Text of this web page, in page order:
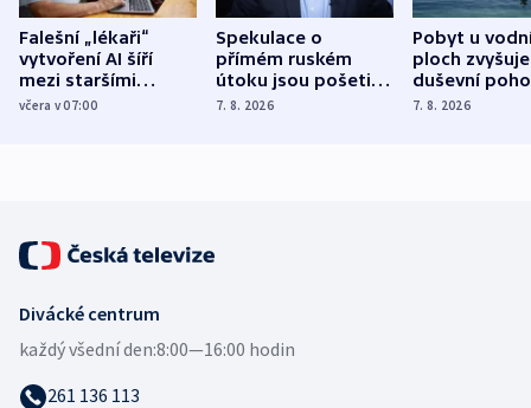
Falešní „lékaři“
vytvoření AI šíří
mezi staršími
Poláky nebezpečné
včera v 07:00
Spekulace o
přímém ruském
útoku jsou pošetilé,
míní estonský
7. 8. 2026
Pobyt u
ploch zvyšuje
duševní
ukázala
7. 8. 2026
Divácké centrum
každý všední den:8:00—16:00 hodin
261 136 113